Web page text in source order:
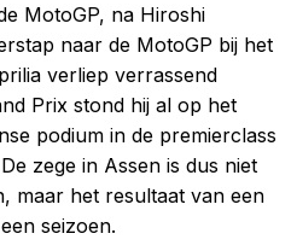
MotoGP, na Hiroshi
naar de MotoGP bij het
verliep verrassend
Prix stond hij al op het
podium in de premierclass
zege in Assen is dus niet
maar het resultaat van een
seizoen.